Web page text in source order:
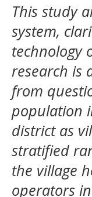
This study
system,
technology
research is
from
population
district as
stratified
the village
operators